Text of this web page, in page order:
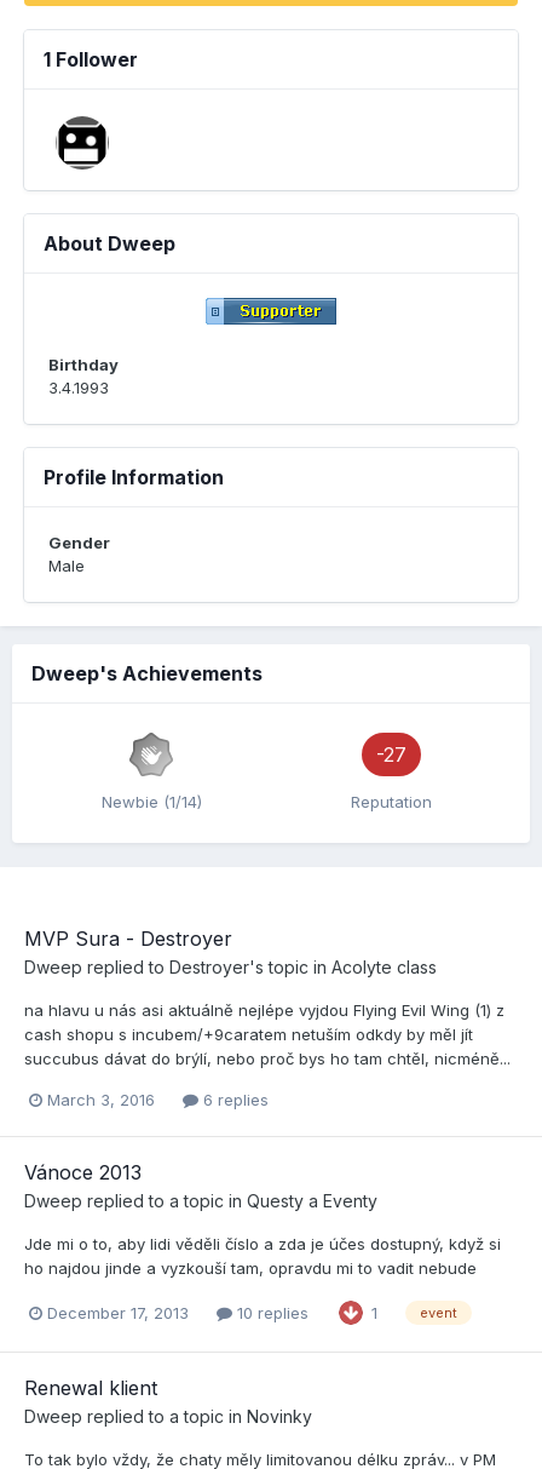
1 Follower
About Dweep
Birthday
3.4.1993
Profile Information
Gender
Male
Dweep's Achievements
Newbie (1/14)
-27
Reputation
MVP Sura - Destroyer
Dweep replied to Destroyer's topic in Acolyte class
na hlavu u nás asi aktuálně nejlépe vyjdou Flying Evil Wing (1) z
cash shopu s incubem/+9caratem netuším odkdy by měl jít
succubus dávat do brýlí, nebo proč bys ho tam chtěl, nicméně...
March 3, 2016 6 replies
Vánoce 2013
Dweep replied to a topic in Questy a Eventy
Jde mi o to, aby lidi věděli číslo a zda je účes dostupný, když si
ho najdou jinde a vyzkouší tam, opravdu mi to vadit nebude
December 17, 2013 10 replies 1 event
Renewal klient
Dweep replied to a topic in Novinky
To tak bylo vždy, že chaty měly limitovanou délku zpráv... v PM